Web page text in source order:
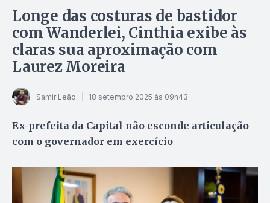
Longe das costuras de bastidor
com Wanderlei, Cinthia exibe às
claras sua aproximação com
Laurez Moreira
Samir Leão 18 setembro 2025 às 09h43
Ex-prefeita da Capital não esconde articulação
com o governador em exercício